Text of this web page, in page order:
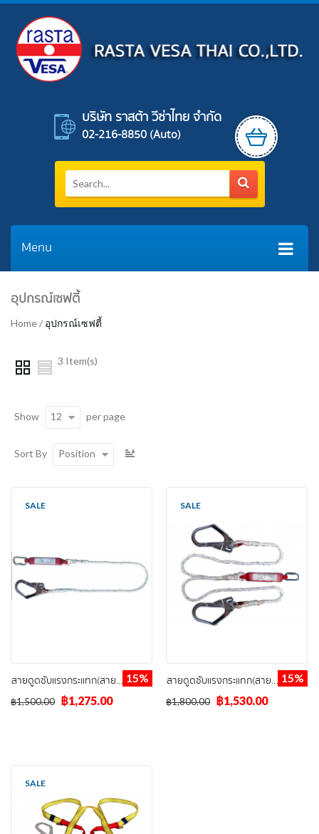
บริษัท ราสต้า วีซ่าไทย จำกัด
02-216-8850 (auto)
Menu
Home/ อุปกรณ์เซฟตี้
อุปกรณ์เซฟตี้
3 Item(s)
Show 12 per page
Sort By Position
สายดูดซับแรงกระแทก(สายเดี่ยว)" NEW-VS " 15%
฿1,500.00 ฿1,275.00
SALE
สายดูดซับแรงกระแทก(สายคู่)" NEW-VS " 15%
฿1,800.00 ฿1,530.00
SALE
SALE